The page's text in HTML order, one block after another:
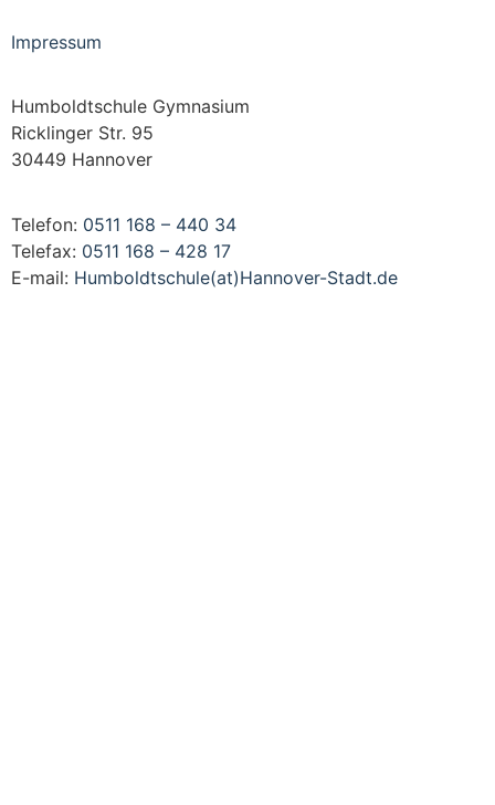
Impressum
Humboldtschule Gymnasium
Ricklinger Str. 95
30449 Hannover
Telefon: 0511 168 – 440 34
Telefax: 0511 168 – 428 17
E-mail: Humboldtschule(at)Hannover-Stadt.de